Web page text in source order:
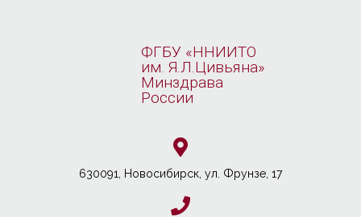
ФГБУ «ННИИТО
им. Я.Л.Цивьяна»
Минздрава
России
630091, Новосибирcк, ул. Фрунзе, 17